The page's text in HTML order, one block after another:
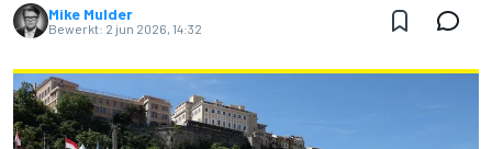
Mike Mulder
Bewerkt: 2 jun 2026, 14:32